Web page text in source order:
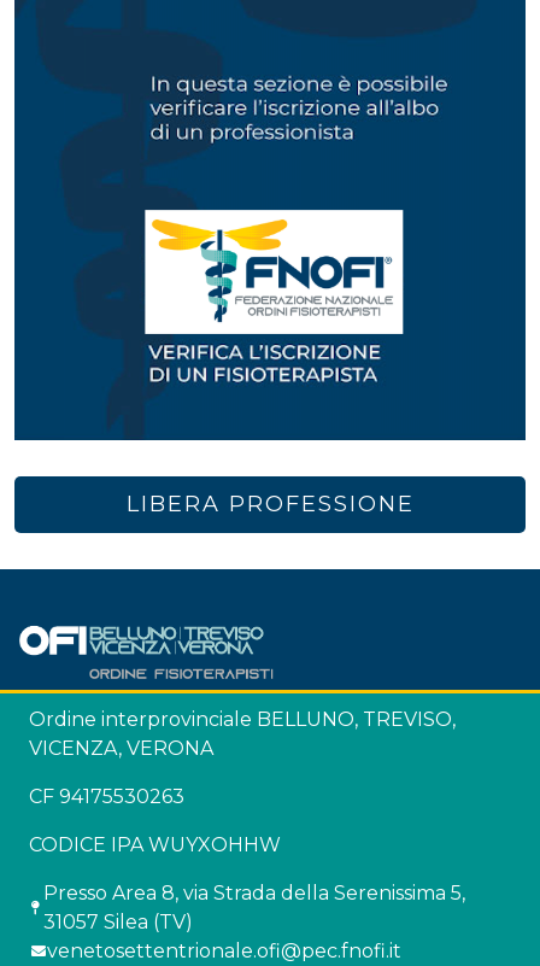
LIBERA PROFESSIONE
Ordine interprovinciale BELLUNO, TREVISO,
VICENZA, VERONA
CF 94175530263
CODICE IPA WUYXOHHW
Presso Area 8, via Strada della Serenissima 5,
31057 Silea (TV)
venetosettentrionale.ofi@pec.fnofi.it